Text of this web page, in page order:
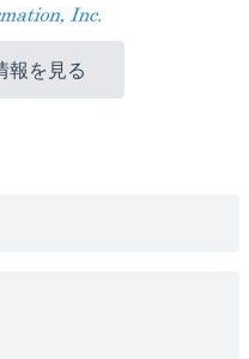
報を見る